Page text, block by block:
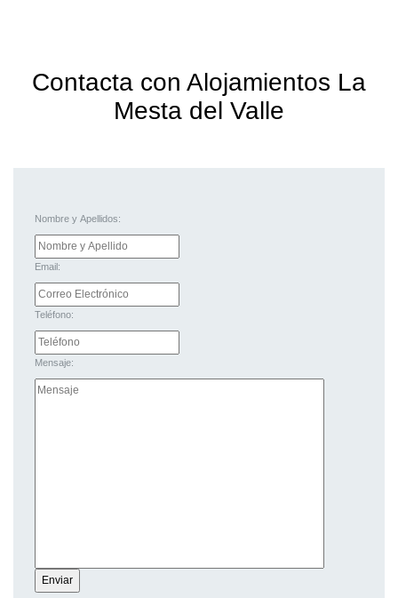
Contacta con Alojamientos La
Mesta del Valle
Nombre y Apellidos:
Email:
Teléfono:
Mensaje: